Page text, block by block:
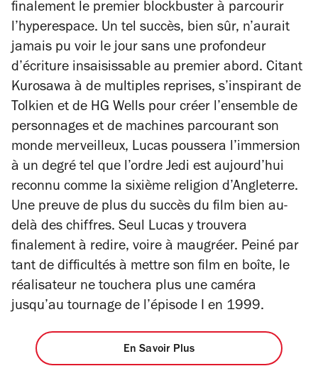
finalement le premier blockbuster à parcourir
l’hyperespace. Un tel succès, bien sûr, n’aurait
jamais pu voir le jour sans une profondeur
d’écriture insaisissable au premier abord. Citant
Kurosawa à de multiples reprises, s’inspirant de
Tolkien et de HG Wells pour créer l’ensemble de
personnages et de machines parcourant son
monde merveilleux, Lucas poussera l’immersion
à un degré tel que l’ordre Jedi est aujourd’hui
reconnu comme la sixième religion d’Angleterre.
Une preuve de plus du succès du film bien au-
delà des chiffres. Seul Lucas y trouvera
finalement à redire, voire à maugréer. Peiné par
tant de difficultés à mettre son film en boîte, le
réalisateur ne touchera plus une caméra
jusqu’au tournage de l’épisode I en 1999.
En Savoir Plus